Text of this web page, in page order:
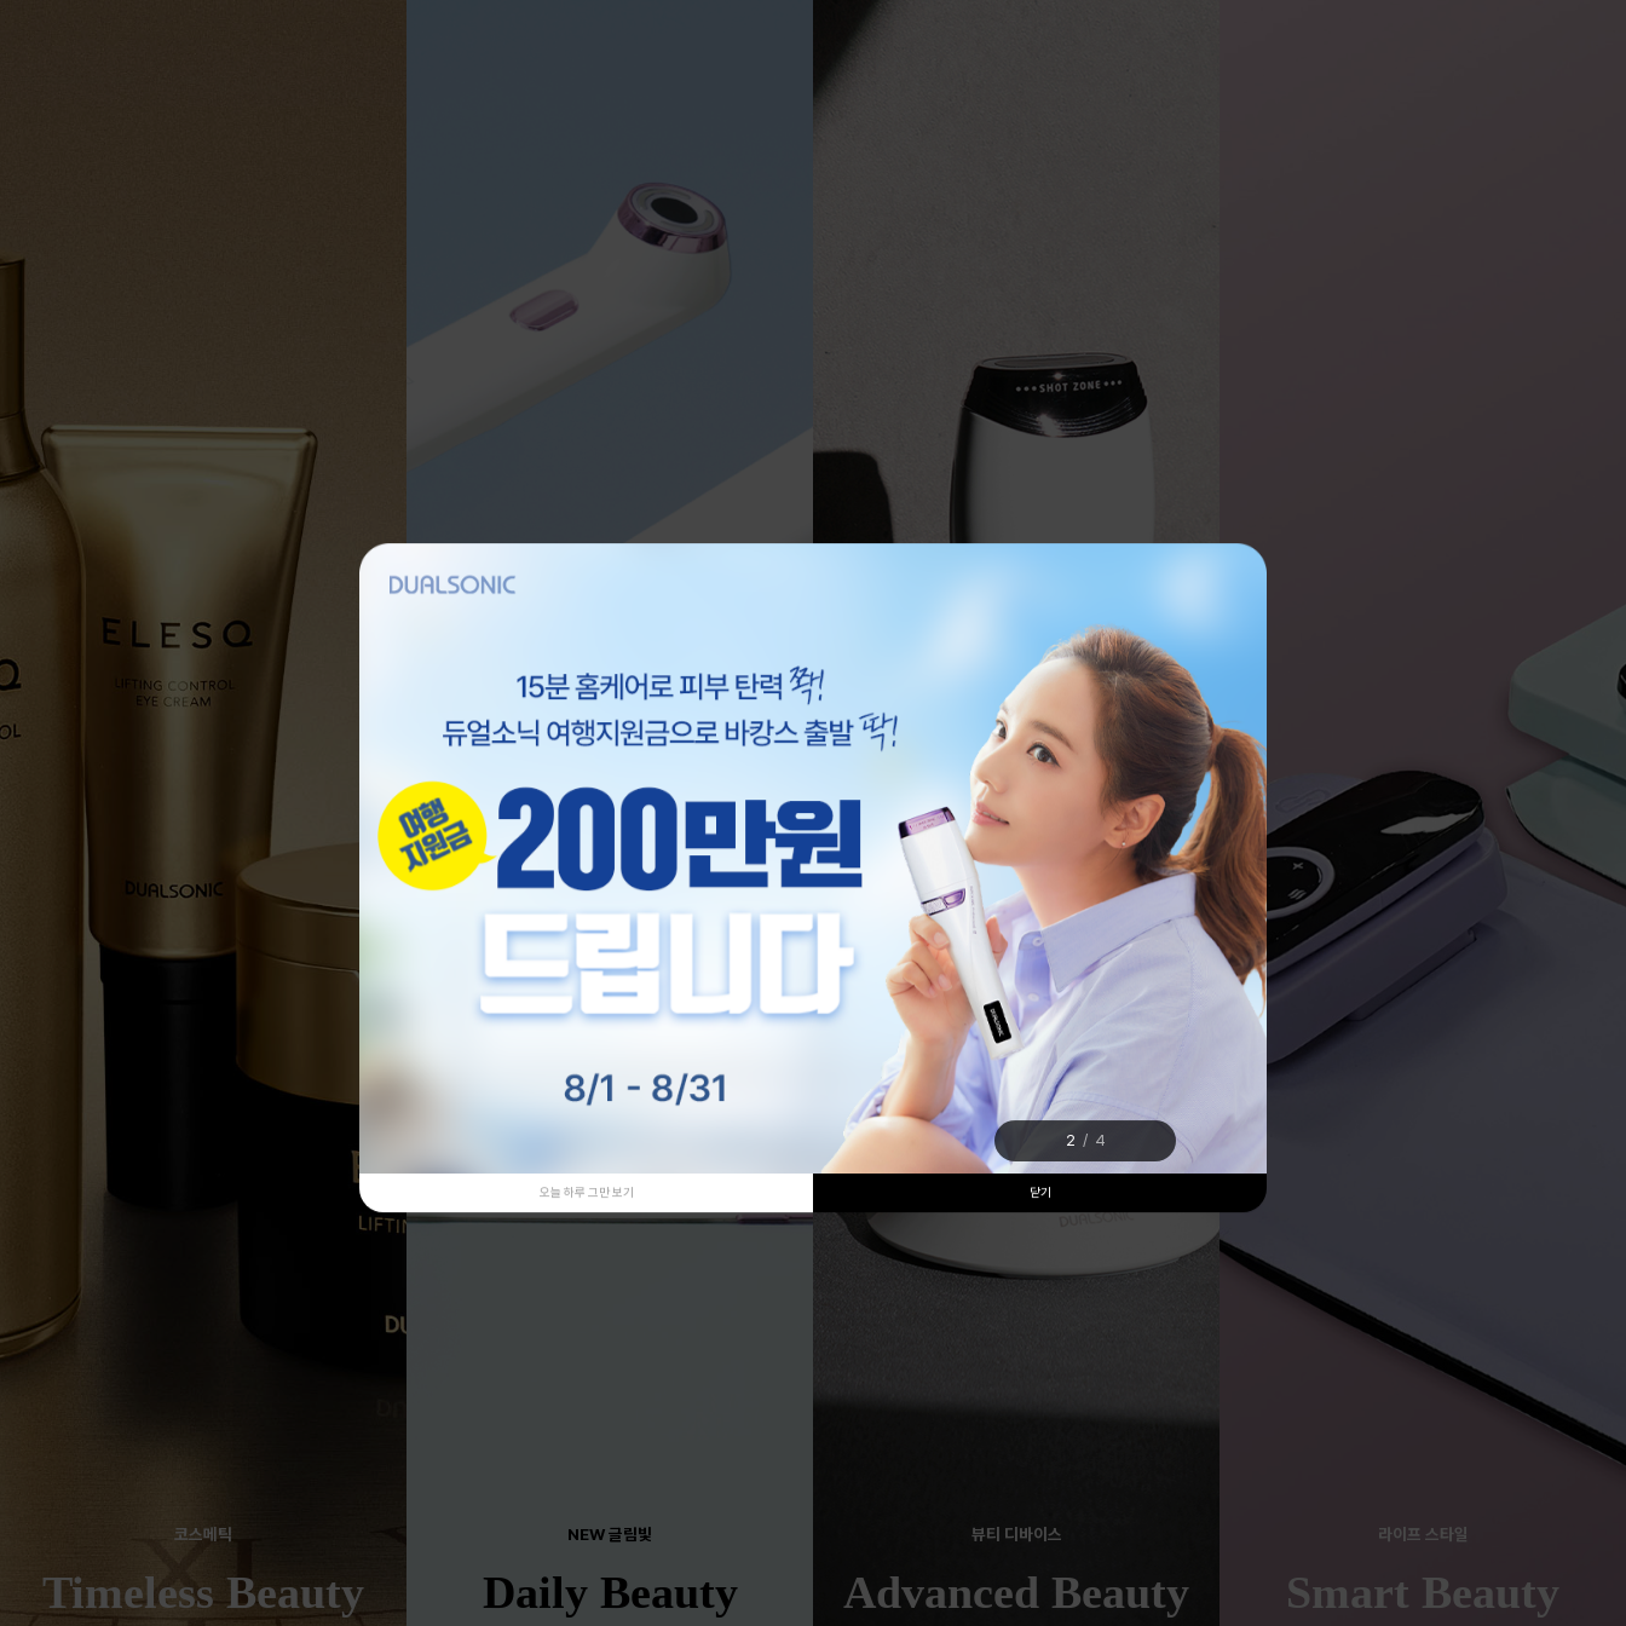
2 / 4
오늘 하루 그만 보기 닫기
코스메틱
Timeless Beauty
NEW 글림빛
Daily Beauty
뷰티 디바이스
Advanced Beauty
라이프 스타일
Smart Beauty
뷰티 테크놀로지의 정점, 듀얼소닉